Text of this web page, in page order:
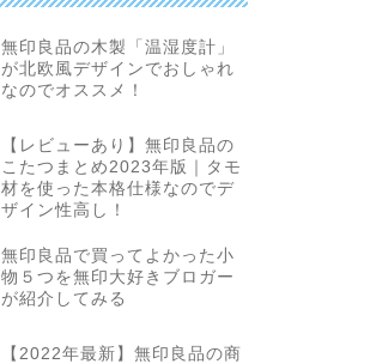
無印良品の木製「温湿度計」
が北欧風デザインでおしゃれ
なのでオススメ！
【レビューあり】無印良品の
こたつまとめ2023年版｜タモ
材を使った本格仕様なのでデ
ザイン性高し！
無印良品で買ってよかった小
物５つを無印大好きブロガー
が紹介してみる
【2022年最新】無印良品の商